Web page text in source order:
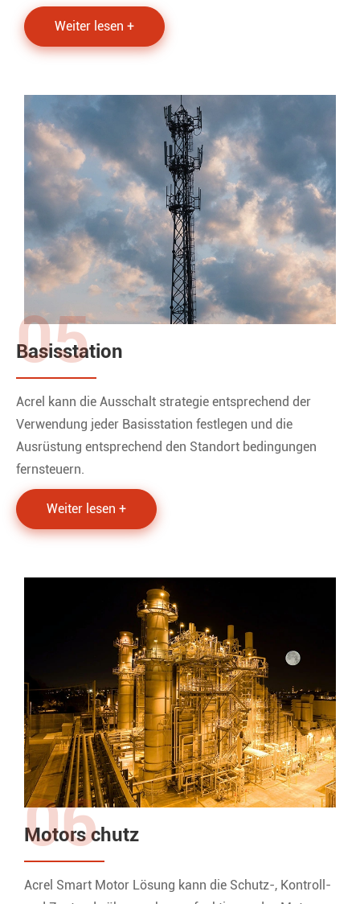
Weiter lesen +
Basisstation
05
Acrel kann die Ausschalt strategie entsprechend der
Verwendung jeder Basisstation festlegen und die
Ausrüstung entsprechend den Standort bedingungen
fernsteuern.
Weiter lesen +
Motors chutz
06
Acrel Smart Motor Lösung kann die Schutz-, Kontroll-